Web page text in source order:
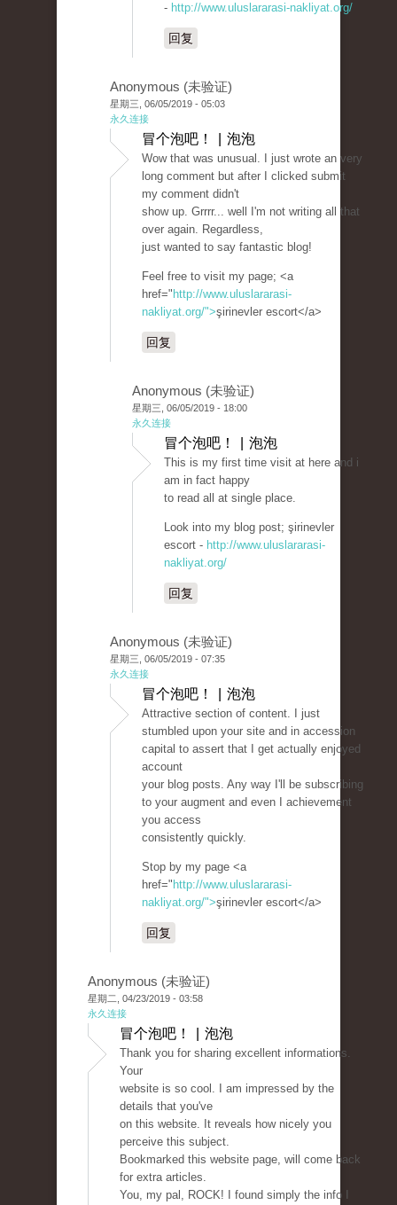
- http://www.uluslararasi-nakliyat.org/
回复
Anonymous (未验证)
星期三, 06/05/2019 - 05:03
永久连接
冒个泡吧！ | 泡泡
Wow that was unusual. I just wrote an very
long comment but after I clicked submit
my comment didn't
show up. Grrrr... well I'm not writing all that
over again. Regardless,
just wanted to say fantastic blog!
Feel free to visit my page; <a
href=" http://www.uluslararasi-
nakliyat.org/">şirinevler escort</a>
回复
Anonymous (未验证)
星期三, 06/05/2019 - 18:00
永久连接
冒个泡吧！ | 泡泡
This is my first time visit at here and i
am in fact happy
to read all at single place.
Look into my blog post; şirinevler
escort - http://www.uluslararasi-
nakliyat.org/
回复
Anonymous (未验证)
星期三, 06/05/2019 - 07:35
永久连接
冒个泡吧！ | 泡泡
Attractive section of content. I just
stumbled upon your site and in accession
capital to assert that I get actually enjoyed
account
your blog posts. Any way I'll be subscribing
to your augment and even I achievement
you access
consistently quickly.
Stop by my page <a
href=" http://www.uluslararasi-
nakliyat.org/">şirinevler escort</a>
回复
Anonymous (未验证)
星期二, 04/23/2019 - 03:58
永久连接
冒个泡吧！ | 泡泡
Thank you for sharing excellent informations.
Your
website is so cool. I am impressed by the
details that you've
on this website. It reveals how nicely you
perceive this subject.
Bookmarked this website page, will come back
for extra articles.
You, my pal, ROCK! I found simply the info I